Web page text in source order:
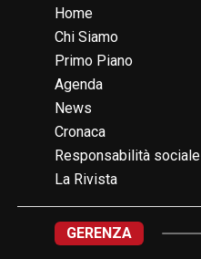
Home
Chi Siamo
Primo Piano
Agenda
News
Cronaca
Responsabilità sociale
La Rivista
GERENZA